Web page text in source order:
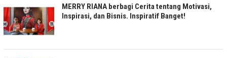
MERRY RIANA berbagi Cerita tentang Motivasi,
Inspirasi, dan Bisnis. Inspiratif Banget!